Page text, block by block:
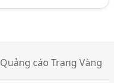
Quảng cáo Trang Vàng